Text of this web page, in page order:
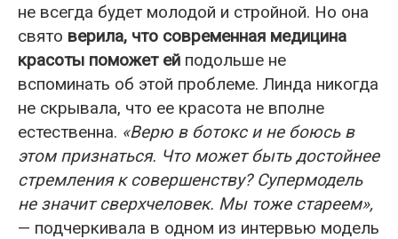
не всегда будет молодой и стройной. Но она
свято верила, что современная медицина
красоты поможет ей подольше не
вспоминать об этой проблеме. Линда никогда
не скрывала, что ее красота не вполне
естественна. «Верю в ботокс и не боюсь в
этом признаться. Что может быть достойнее
стремления к совершенству? Супермодель
не значит сверхчеловек. Мы тоже стареем»,
— подчеркивала в одном из интервью модель